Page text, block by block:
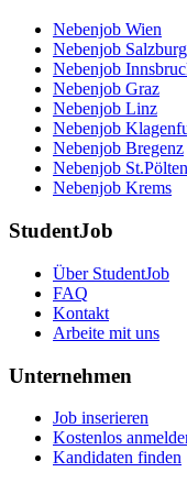
Nebenjob Wien
Nebenjob Salzburg
Nebenjob
Nebenjob Graz
Nebenjob Linz
Nebenjob
Nebenjob Bregenz
Nebenjob St.Pölten
Nebenjob Krems
StudentJob
Über StudentJob
FAQ
Kontakt
Arbeite mit uns
Unternehmen
Job inserieren
Kostenlos
Kandidaten finden